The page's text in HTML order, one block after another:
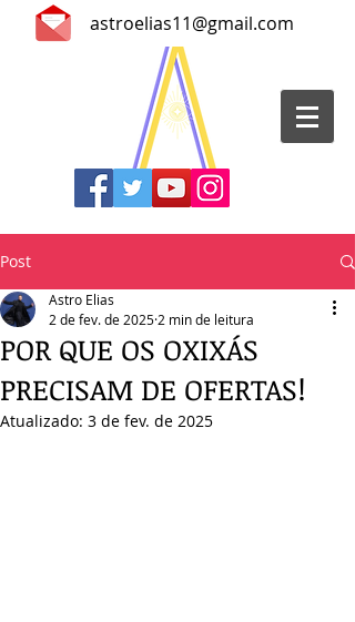
astroelias11@gmail.com
Post
POR QUE OS OXIXÁS
PRECISAM DE OFERTAS!
Astro Elias
2 de fev. de 2025 2 min de leitura
Atualizado: 3 de fev. de 2025